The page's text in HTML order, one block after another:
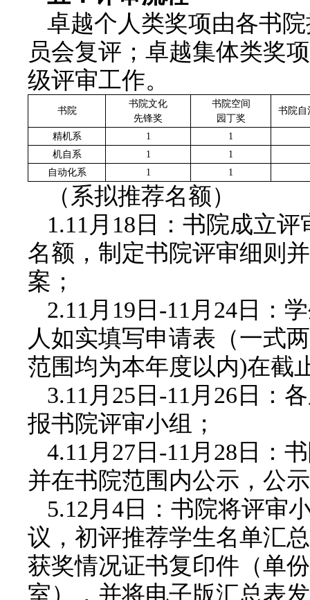
卓越个人类奖项由各书
员会复评；卓越集体类奖
级评审工作。
书院
书院文化
先锋奖
书院空间
园丁奖
书院自
精机系 1 1
机自系
1 1
自动化系
1 1
（系拟推荐名额）
1.11月18日：书院成立
名额，制定书院评审细则
案；
2.11月19日-11月24日：
人如实填写申请表（一式
范围均为本年度以内)在截
3.11月25日-11月26日：
报书院评审小组；
4.11月27日-11月28日：
并在书院范围内公示，公
5.12月4日：书院将评审
议，初评推荐学生名单汇
获奖情况证书复印件（单
室），并将电子版汇总表